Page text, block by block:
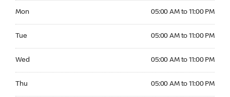
Mon 05:00 AM to 11:00 PM
Tue 05:00 AM to 11:00 PM
Wed 05:00 AM to 11:00 PM
Thu 05:00 AM to 11:00 PM